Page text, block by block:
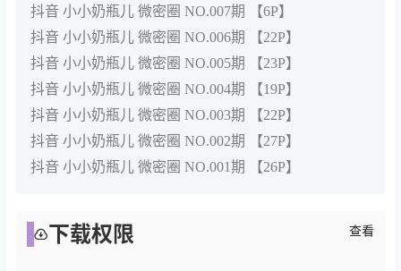
抖音 小小奶瓶儿 微密圈 NO.007期 【6P】
抖音 小小奶瓶儿 微密圈 NO.006期 【22P】
抖音 小小奶瓶儿 微密圈 NO.005期 【23P】
抖音 小小奶瓶儿 微密圈 NO.004期 【19P】
抖音 小小奶瓶儿 微密圈 NO.003期 【22P】
抖音 小小奶瓶儿 微密圈 NO.002期 【27P】
抖音 小小奶瓶儿 微密圈 NO.001期 【26P】
下载权限 查看